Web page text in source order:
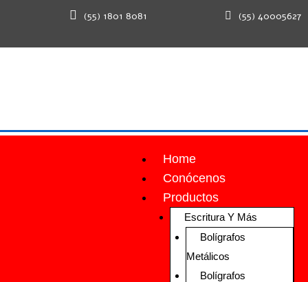
(55) 1801 8081 (55) 40005627
Home
Conócenos
Productos
Escritura Y Más
Bolígrafos
Metálicos
Bolígrafos